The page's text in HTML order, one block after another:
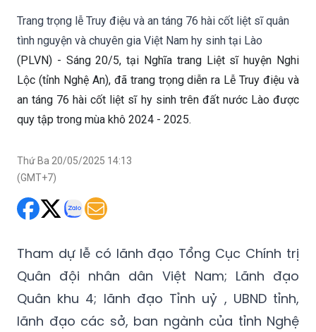
Trang trọng lễ Truy điệu và an táng 76 hài cốt liệt sĩ quân
tình nguyện và chuyên gia Việt Nam hy sinh tại Lào
(PLVN) - Sáng 20/5, tại Nghĩa trang Liệt sĩ huyện Nghi
Lộc (tỉnh Nghệ An), đã trang trọng diễn ra Lễ Truy điệu và
an táng 76 hài cốt liệt sĩ hy sinh trên đất nước Lào được
quy tập trong mùa khô 2024 - 2025.
Thứ Ba 20/05/2025 14:13
(GMT+7)
Tham dự lễ có lãnh đạo Tổng Cục Chính trị
Quân đội nhân dân Việt Nam; Lãnh đạo
Quân khu 4; lãnh đạo Tỉnh uỷ , UBND tỉnh,
lãnh đạo các sở, ban ngành của tỉnh Nghệ